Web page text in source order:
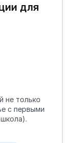
для
не только
с первыми